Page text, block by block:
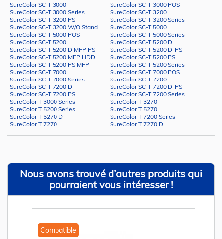
SureColor SC-T 3000
SureColor SC-T 3000 POS
SureColor SC-T 3000 Series
SureColor SC-T 3200
SureColor SC-T 3200 PS
SureColor SC-T 3200 Series
SureColor SC-T 3200 W/O Stand
SureColor SC-T 5000
SureColor SC-T 5000 POS
SureColor SC-T 5000 Series
SureColor SC-T 5200
SureColor SC-T 5200 D
SureColor SC-T 5200 D MFP PS
SureColor SC-T 5200 D-PS
SureColor SC-T 5200 MFP HDD
SureColor SC-T 5200 PS
SureColor SC-T 5200 PS MFP
SureColor SC-T 5200 Series
SureColor SC-T 7000
SureColor SC-T 7000 POS
SureColor SC-T 7000 Series
SureColor SC-T 7200
SureColor SC-T 7200 D
SureColor SC-T 7200 D-PS
SureColor SC-T 7200 PS
SureColor SC-T 7200 Series
SureColor T 3000 Series
SureColor T 3270
SureColor T 5200 Series
SureColor T 5270
SureColor T 5270 D
SureColor T 7200 Series
SureColor T 7270
SureColor T 7270 D
Nous avons trouvé d’autres produits qui
pourraient vous intéresser !
Compatible